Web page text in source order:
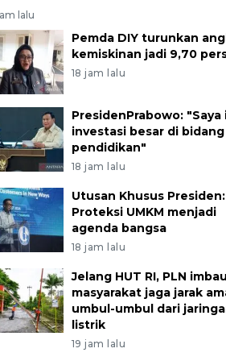
lalu
Pemda DIY turunkan
kemiskinan jadi 9,70
18 jam lalu
PresidenPrabowo: "Saya
investasi besar di bidang
pendidikan"
18 jam lalu
Utusan Khusus Presiden:
Proteksi UMKM menjadi
agenda bangsa
18 jam lalu
Jelang HUT RI, PLN imbau
masyarakat jaga jarak
umbul-umbul dari
listrik
19 jam lalu